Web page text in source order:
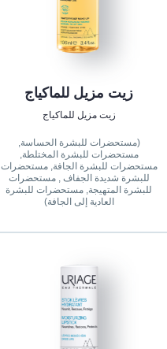
زيت مزيل للماكياج
زيت مزيل للماكياج
(مستحضرات للبشرة الحساسة,
مستحضرات للبشرة المختلطة,
مستحضرات للبشرة الجافة, مستحضرات
للبشرة شديدة الجفاف , مستحضرات
للبشرة المتهيجة, مستحضرات للبشرة
العادية إلى الجافة)